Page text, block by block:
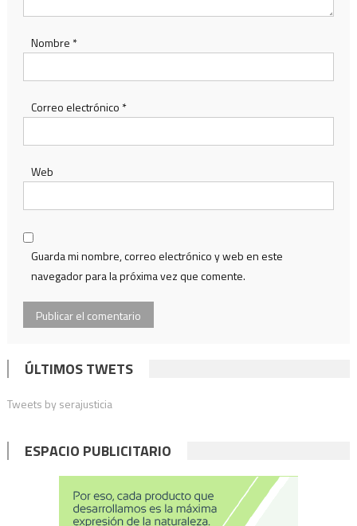
Nombre *
Correo electrónico *
Web
Guarda mi nombre, correo electrónico y web en este
navegador para la próxima vez que comente.
ÚLTIMOS TWETS
Tweets by serajusticia
ESPACIO PUBLICITARIO